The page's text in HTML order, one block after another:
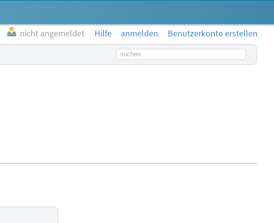
nicht angemeldet Hilfe anmelden
Benutzerkonto erstellen
Suchbegriff